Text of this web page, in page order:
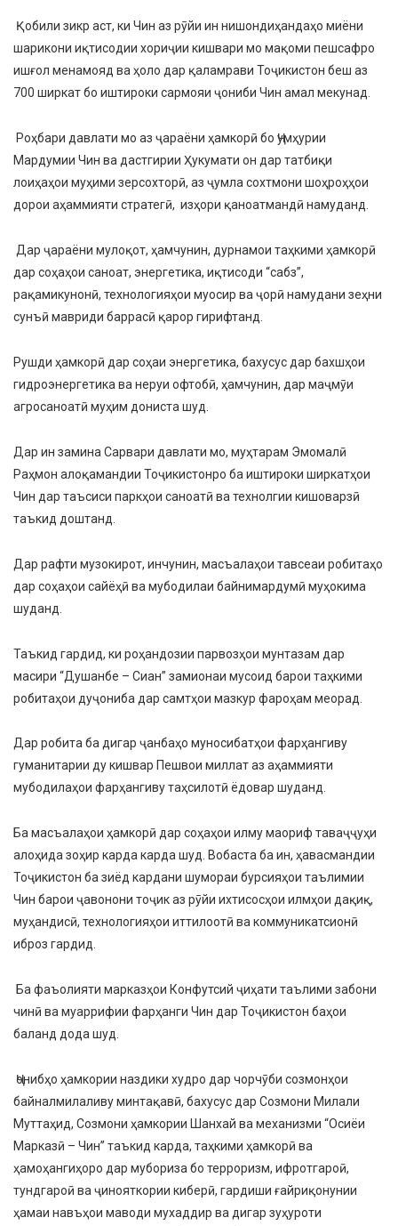
Қобили зикр аст, ки Чин аз рӯйи ин нишондиҳандаҳо миёни
шарикони иқтисодии хориҷии кишвари мо мақоми пешсафро
ишғол менамояд ва ҳоло дар қаламрави Тоҷикистон беш аз
700 ширкат бо иштироки сармояи ҷониби Чин амал мекунад.
Роҳбари давлати мо аз ҷараёни ҳамкорӣ бо Ҷумҳурии
Мардумии Чин ва дастгирии Ҳукумати он дар татбиқи
лоиҳаҳои муҳими зерсохторӣ, аз ҷумла сохтмони шоҳроҳҳои
дорои аҳаммияти стратегӣ, изҳори қаноатмандӣ намуданд.
Дар ҷараёни мулоқот, ҳамчунин, дурнамои таҳкими ҳамкорӣ
дар соҳаҳои саноат, энергетика, иқтисоди “сабз”,
рақамикунонӣ, технологияҳои муосир ва ҷорӣ намудани зеҳни
сунъӣ мавриди баррасӣ қарор гирифтанд.
Рушди ҳамкорӣ дар соҳаи энергетика, бахусус дар бахшҳои
гидроэнергетика ва неруи офтобӣ, ҳамчунин, дар маҷмӯи
агросаноатӣ муҳим дониста шуд.
Дар ин замина Сарвари давлати мо, муҳтарам Эмомалӣ
Раҳмон алоқамандии Тоҷикистонро ба иштироки ширкатҳои
Чин дар таъсиси паркҳои саноатӣ ва технолгии кишоварзӣ
таъкид доштанд.
Дар рафти музокирот, инчунин, масъалаҳои тавсеаи робитаҳо
дар соҳаҳои сайёҳӣ ва мубодилаи байнимардумӣ муҳокима
шуданд.
Таъкид гардид, ки роҳандозии парвозҳои мунтазам дар
масири “Душанбе – Сиан” замионаи мусоид барои таҳкими
робитаҳои дуҷониба дар самтҳои мазкур фароҳам меорад.
Дар робита ба дигар ҷанбаҳо муносибатҳои фарҳангиву
гуманитарии ду кишвар Пешвои миллат аз аҳаммияти
мубодилаҳои фарҳангиву таҳсилотӣ ёдовар шуданд.
Ба масъалаҳои ҳамкорӣ дар соҳаҳои илму маориф таваҷҷуҳи
алоҳида зоҳир карда карда шуд. Вобаста ба ин, ҳавасмандии
Тоҷикистон ба зиёд кардани шумораи бурсияҳои таълимии
Чин барои ҷавонони тоҷик аз рӯйи ихтисосҳои илмҳои дақиқ,
муҳандисӣ, технологияҳои иттилоотӣ ва коммуникатсионӣ
иброз гардид.
Ба фаъолияти марказҳои Конфутсий ҷиҳати таълими забони
чинӣ ва муаррифии фарҳанги Чин дар Тоҷикистон баҳои
баланд дода шуд.
Ҷонибҳо ҳамкории наздики худро дар чорчӯби созмонҳои
байналмилаливу минтақавӣ, бахусус дар Созмони Милали
Муттаҳид, Созмони ҳамкории Шанхай ва механизми “Осиёи
Марказӣ – Чин” таъкид карда, таҳкими ҳамкорӣ ва
ҳамоҳангиҳоро дар мубориза бо терроризм, ифротгароӣ,
тундгароӣ ва ҷинояткории киберӣ, гардиши ғайриқонунии
ҳамаи навъҳои маводи мухаддир ва дигар зуҳуроти